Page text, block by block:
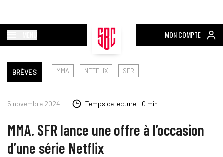
MON COMPTE
BRÈVES MMA NETFLIX SFR
5 novembre 2024 Temps de lecture : 0 min
MMA. SFR lance une offre à l’occasion
d’une série Netflix